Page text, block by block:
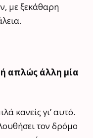
με ξεκάθαρη
απλώς άλλη μία
κανείς γι’ αυτό.
τον δρόμο